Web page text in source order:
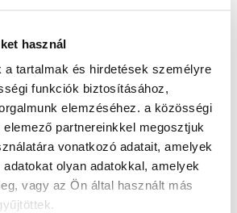
használ
a tartalmak és hirdetések személyre
funkciók biztosításához,
elemzéséhez. a közösségi
partnereinkkel megosztjuk
vonatkozó adatait, amelyek
olyan adatokkal, amelyek
vagy az Ön által használt más
egy marketing stratégia
képben vagy a PPC
ha marketinges vagy, de eddig
kimaradt az eszköztáradból,
ezt a hiányosságot
hiszen a marketing világának
egyik legerősebb pontját
hirdetési platformokról